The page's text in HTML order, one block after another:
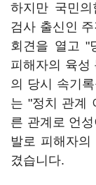
하지만 국민
검사 출신인
회견을 열고 "
피해자의 육성
의 당시 속기
는 "정치 관계
른 관계로 언
발로 피해자
겼습니다.